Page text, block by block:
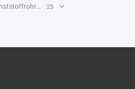
Schweißen von Kunststoffrohren 25